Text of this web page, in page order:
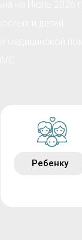
Ребенку